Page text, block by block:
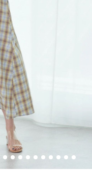
16 17 18 19 20 21 22 23 24 25